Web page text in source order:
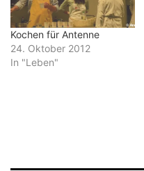
Kochen für Antenne
24. Oktober 2012
In "Leben"